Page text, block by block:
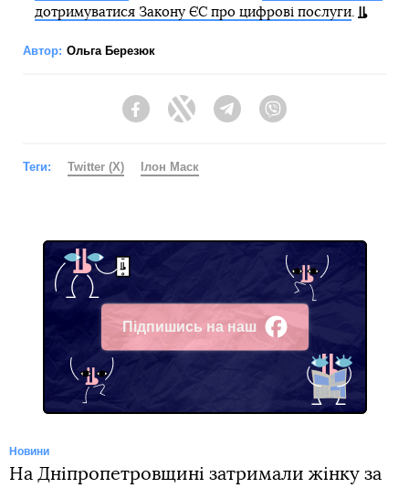
дотримуватися Закону ЄС про цифрові послуги.
Автор: Ольга Березюк
FacebookTwitter Telegram
Теги: Twitter (X) Ілон Маск
Підпишись на наш
Facebook
Новини
На Дніпропетровщині затримали жінку за